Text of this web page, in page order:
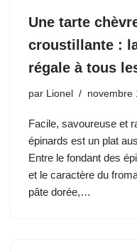
Une tarte
croustillante :
régale à tous
par Lionel novembre
Facile, savoureuse et
épinards est un plat
Entre le fondant des
et le caractère du
pâte dorée,…